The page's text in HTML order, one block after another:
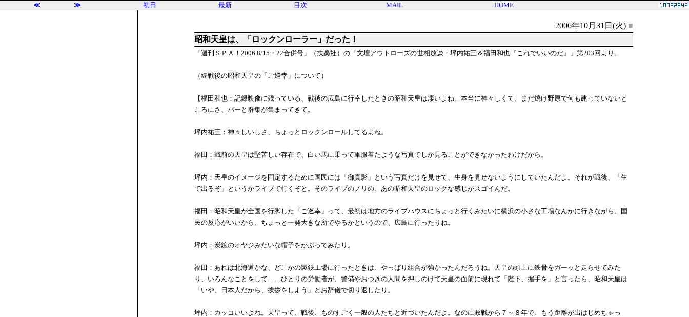
≪ ≫ 初日 最新 目次 MAIL HOME
2006年10月31日(火) ■
昭和天皇は、「ロックンローラー」だった！
「週刊ＳＰＡ！2006.8/15・22合併号」（扶桑社）の「文壇アウトローズの世相放談・坪内祐三＆福田和也『これでいいのだ』」第203回より。
（終戦後の昭和天皇の「ご巡幸」について）
【福田和也：記録映像に残っている、戦後の広島に行幸したときの昭和天皇は凄いよね。本当に神々しくて、まだ焼け野原で何も建っていないと
ころにさ、バーと群集が集まってきて。
坪内祐三：神々しいしさ、ちょっとロックンロールしてるよね。
福田：戦前の天皇は堅苦しい存在で、白い馬に乗って軍服着たような写真でしか見ることができなかったわけだから。
坪内：天皇のイメージを固定するために国民には「御真影」という写真だけを見せて、生身を見せないようにしていたんだよ。それが戦後、「生
で出るぞ」というかライブで行くぞと。そのライブのノリの、あの昭和天皇のロックな感じがスゴイんだ。
福田：昭和天皇が全国を行脚した「ご巡幸」って、最初は地方のライブハウスにちょっと行くみたいに横浜の小さな工場なんかに行きながら、国
民の反応がいいから、ちょっと一発大きな所でやるかというので、広島に行ったりね。
坪内：炭鉱のオヤジみたいな帽子をかぶってみたり。
福田：あれは北海道かな、どこかの製鉄工場に行ったときは、やっぱり組合が強かったんだろうね。天皇の頭上に鉄骨をガーッと走らせてみた
り、いろんなことをして……ひとりの労働者が、警備やおつきの人間を押しのけて天皇の面前に現れて「陛下、握手を」と言ったら、昭和天皇は
「いや、日本人だから、挨拶をしよう」とお辞儀で切り返したり。
坪内：カッコいいよね。天皇って、戦後、ものすごく一般の人たちと近づいたんだよ。なのに敗戦から７～８年で、もう距離が出はじめちゃっ